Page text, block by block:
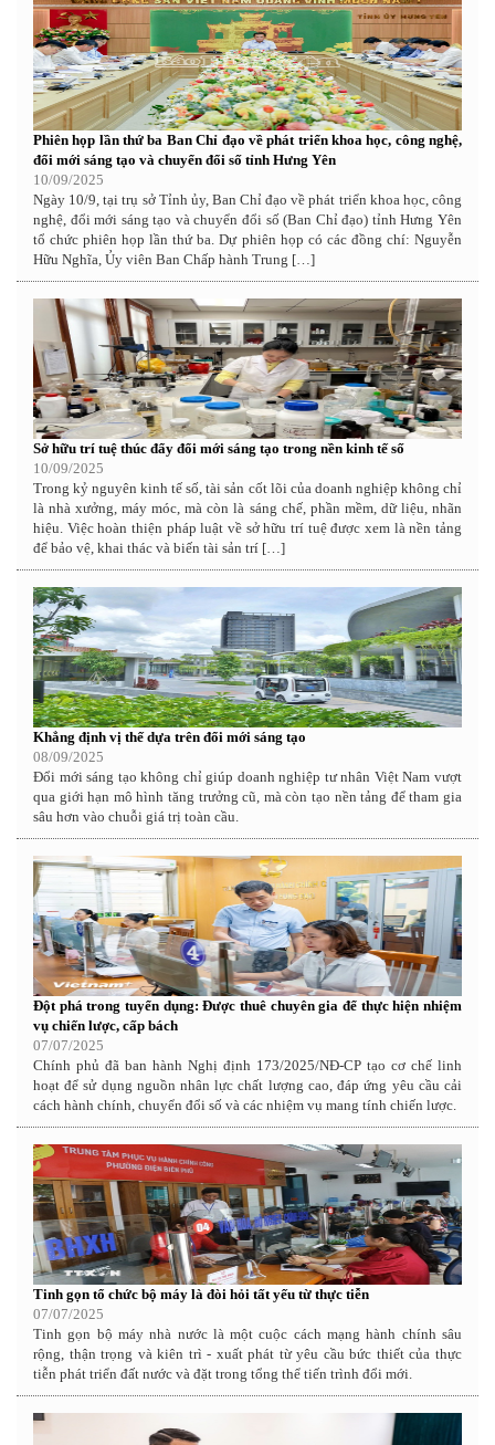
Phiên họp lần thứ ba Ban Chỉ đạo về phát triển khoa học, công nghệ,
đổi mới sáng tạo và chuyển đổi số tỉnh Hưng Yên
10/09/2025
Ngày 10/9, tại trụ sở Tỉnh ủy, Ban Chỉ đạo về phát triển khoa học, công
nghệ, đổi mới sáng tạo và chuyển đổi số (Ban Chỉ đạo) tỉnh Hưng Yên
tổ chức phiên họp lần thứ ba. Dự phiên họp có các đồng chí: Nguyễn
Hữu Nghĩa, Ủy viên Ban Chấp hành Trung […]
Sở hữu trí tuệ thúc đẩy đổi mới sáng tạo trong nền kinh tế số
10/09/2025
Trong kỷ nguyên kinh tế số, tài sản cốt lõi của doanh nghiệp không chỉ
là nhà xưởng, máy móc, mà còn là sáng chế, phần mềm, dữ liệu, nhãn
hiệu. Việc hoàn thiện pháp luật về sở hữu trí tuệ được xem là nền tảng
để bảo vệ, khai thác và biến tài sản trí […]
Khẳng định vị thế dựa trên đổi mới sáng tạo
08/09/2025
Đổi mới sáng tạo không chỉ giúp doanh nghiệp tư nhân Việt Nam vượt
qua giới hạn mô hình tăng trưởng cũ, mà còn tạo nền tảng để tham gia
sâu hơn vào chuỗi giá trị toàn cầu.
Đột phá trong tuyển dụng: Được thuê chuyên gia để thực hiện nhiệm
vụ chiến lược, cấp bách
07/07/2025
Chính phủ đã ban hành Nghị định 173/2025/NĐ-CP tạo cơ chế linh
hoạt để sử dụng nguồn nhân lực chất lượng cao, đáp ứng yêu cầu cải
cách hành chính, chuyển đổi số và các nhiệm vụ mang tính chiến lược.
Tinh gọn tổ chức bộ máy là đòi hỏi tất yếu từ thực tiễn
07/07/2025
Tinh gọn bộ máy nhà nước là một cuộc cách mạng hành chính sâu
rộng, thận trọng và kiên trì - xuất phát từ yêu cầu bức thiết của thực
tiễn phát triển đất nước và đặt trong tổng thể tiến trình đổi mới.